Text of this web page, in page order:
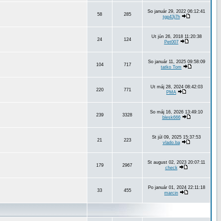
58 285
So január 29, 2022 06:12:41
tgp43j7h
24 124
Ut jún 26, 2018 11:20:38
Pet007
104 717
So január 11, 2025 09:58:09
tatko Tom
220 771
Ut máj 28, 2024 08:42:03
PMA
239 3328
So máj 16, 2026 13:49:10
blesk666
21 223
St júl 09, 2025 15:37:53
vlado.ba
179 2967
St august 02, 2023 20:07:11
check
33 455
Po január 01, 2024 22:11:18
marcin